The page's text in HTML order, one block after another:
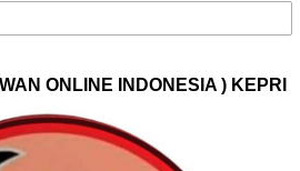
ONLINE INDONESIA ) KEPRI